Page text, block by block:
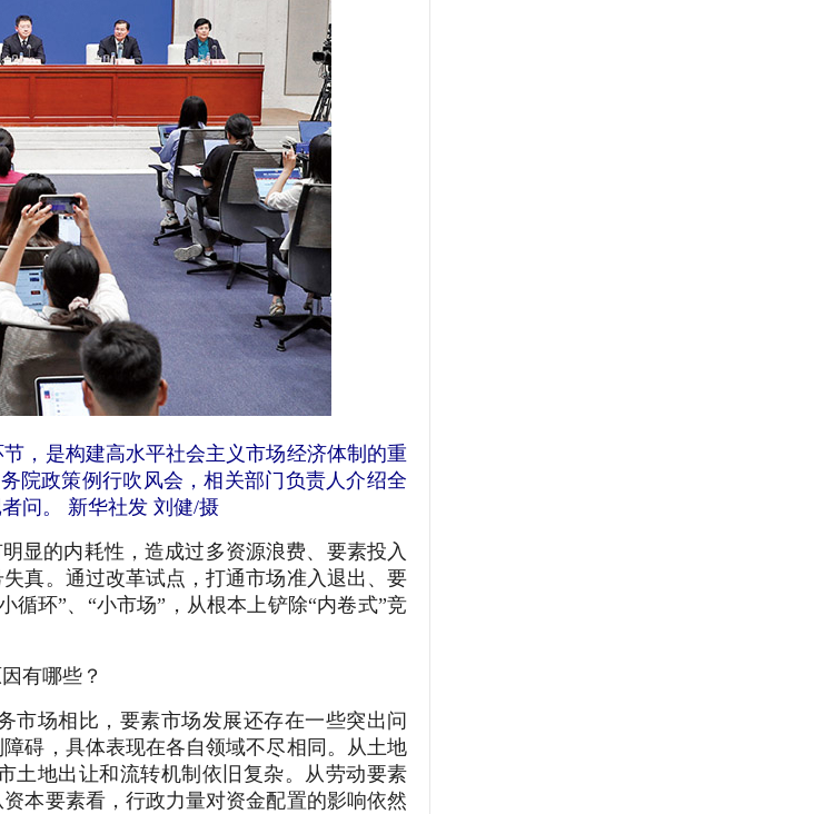
是构建高水平社会主义市场经济体制的重
院政策例行吹风会，相关部门负责人介绍全
问。 新华社发 刘健/摄
显的内耗性，造成过多资源浪费、要素投入
真。通过改革试点，打通市场准入退出、要
环”、“小市场”，从根本上铲除“内卷式”竞
有哪些？
市场相比，要素市场发展还存在一些突出问
碍，具体表现在各自领域不尽相同。从土地
土地出让和流转机制依旧复杂。从劳动要素
本要素看，行政力量对资金配置的影响依然